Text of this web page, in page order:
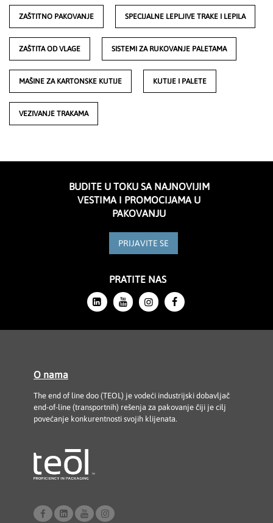
ZAŠTITNO PAKOVANJE SPECIJALNE LEPLJIVE TRAKE I LEPILA
ZAŠTITA OD VLAGE SISTEMI ZA RUKOVANJE PALETAMA
MAŠINE ZA KARTONSKE KUTIJE KUTIJE I PALETE
VEZIVANJE TRAKAMA
BUDITE U TOKU SA NAJNOVIJIM
VESTIMA I PROMOCIJAMA U
PAKOVANJU
PRIJAVITE SE
PRATITE NAS
O nama
The end of line doo (TEOL) je vodeći industrijski dobavljač
end-of-line (transportnih) rešenja za pakovanje čiji je cilj
povećanje konkurentnosti svojih klijenata.